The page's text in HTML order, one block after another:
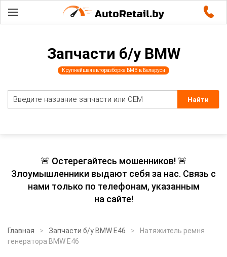
Запчасти б/у BMW
Крупнейшая авторазборка БМВ в Беларуси
🚨 Остерегайтесь мошенников! 🚨
Злоумышленники выдают себя за нас. Связь с
нами только по телефонам, указанным
на сайте!
Главная Запчасти б/у BMW E46
Натяжитель ремня
генератора BMW E46